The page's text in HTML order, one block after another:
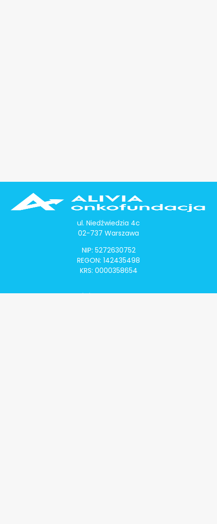
ul. Niedźwiedzia 4c
02-737 Warszawa
NIP: 5272630752
REGON: 142435498
KRS: 0000358654
Alivia Onkomapa